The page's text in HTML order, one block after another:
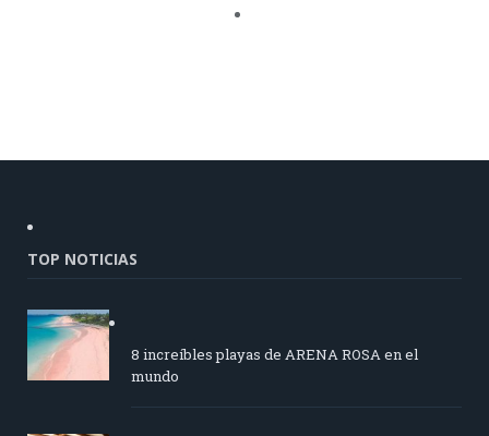
TOP NOTICIAS
8 increíbles playas de ARENA ROSA en el
mundo